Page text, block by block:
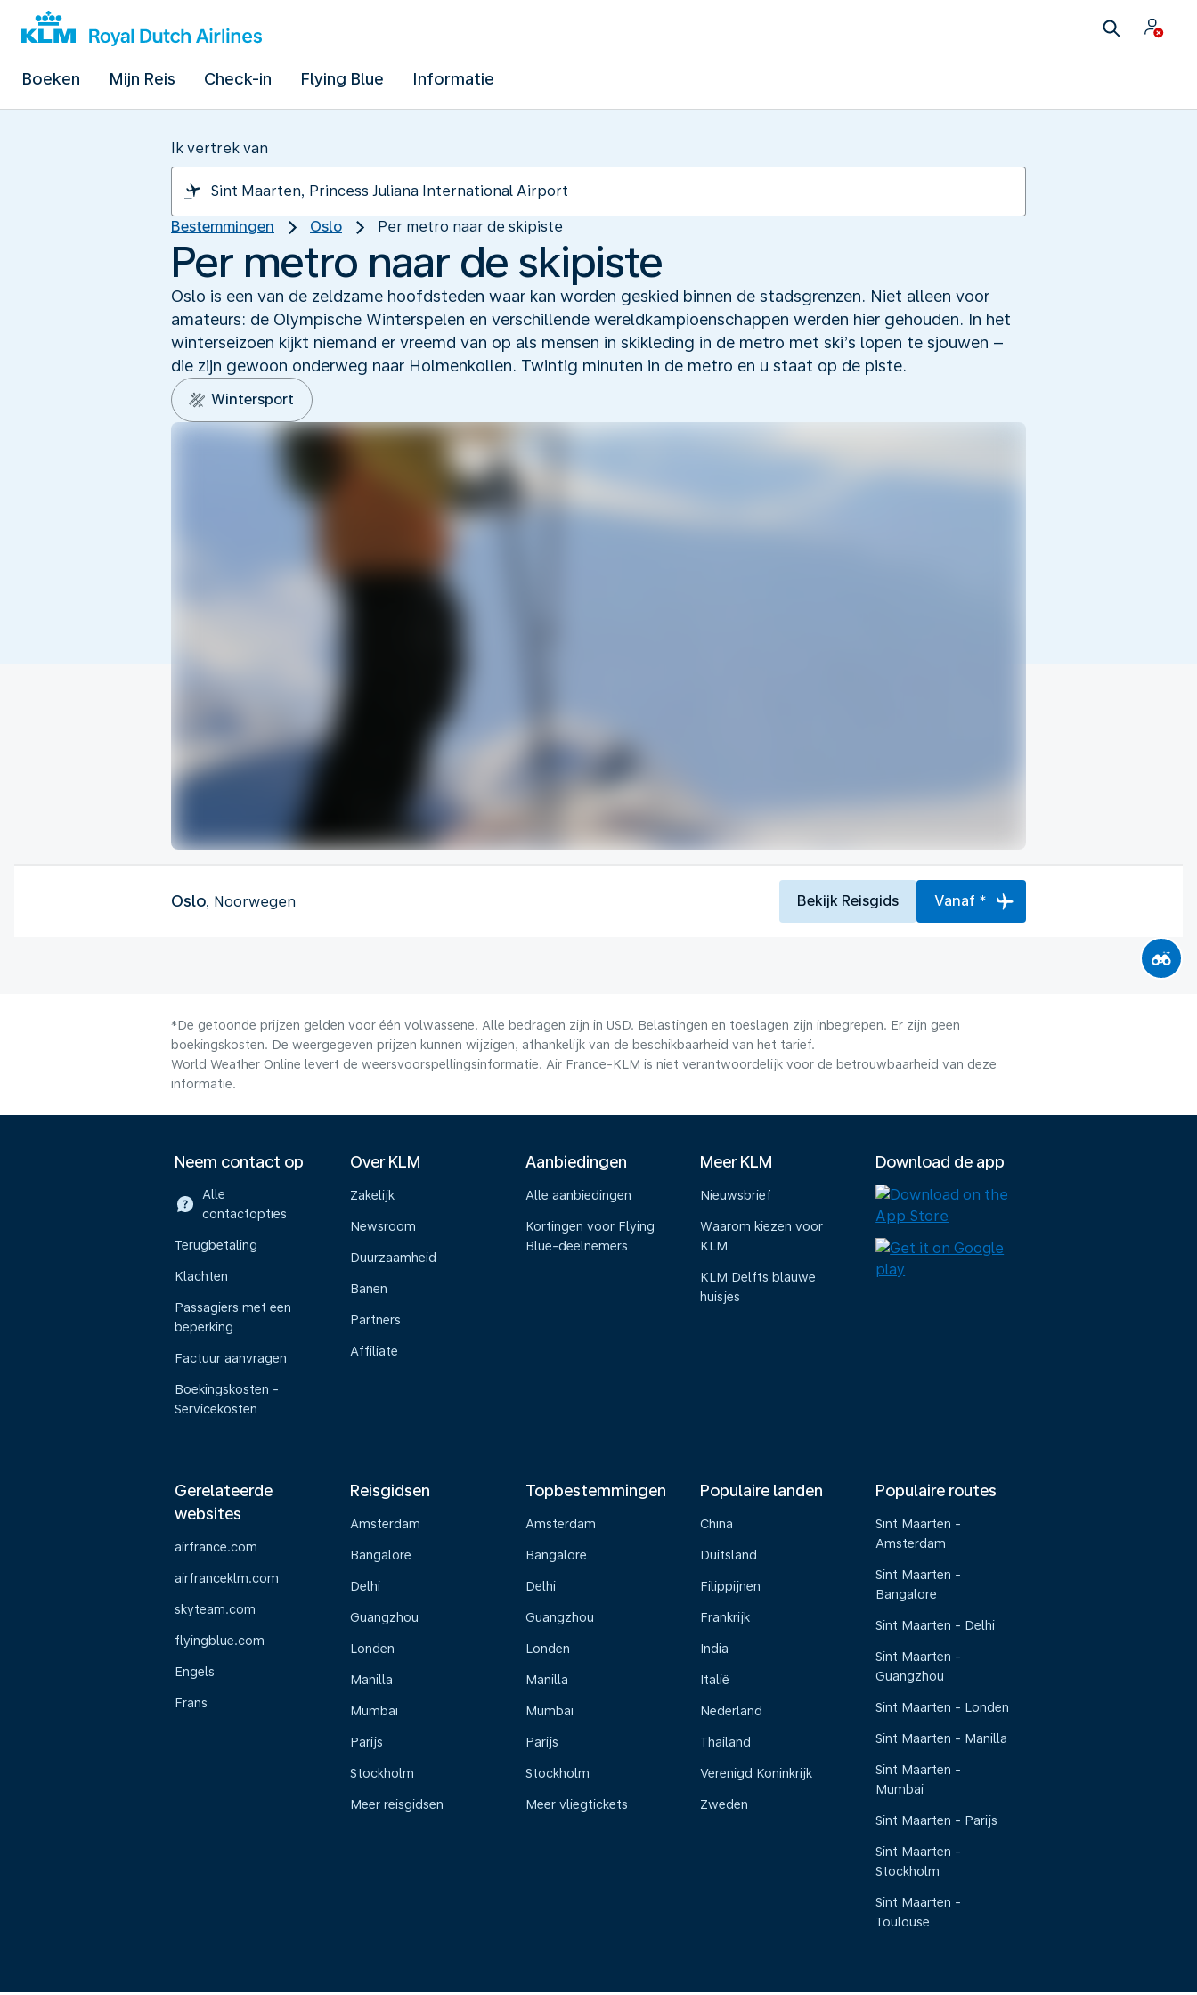
Boeken Mijn Reis Check-in Flying Blue Informatie
Ik vertrek van
Bestemmingen Oslo Per metro naar de skipiste
Per metro naar de skipiste
Oslo is een van de zeldzame hoofdsteden waar kan worden geskied binnen de stadsgrenzen. Niet alleen voor
amateurs: de Olympische Winterspelen en verschillende wereldkampioenschappen werden hier gehouden. In het
winterseizoen kijkt niemand er vreemd van op als mensen in skikleding in de metro met ski’s lopen te sjouwen –
die zijn gewoon onderweg naar Holmenkollen. Twintig minuten in de metro en u staat op de piste.
Wintersport
Oslo, Noorwegen Bekijk Reisgids Vanaf *
*De getoonde prijzen gelden voor één volwassene. Alle bedragen zijn in USD. Belastingen en toeslagen zijn inbegrepen. Er zijn geen
boekingskosten. De weergegeven prijzen kunnen wijzigen, afhankelijk van de beschikbaarheid van het tarief.
World Weather Online levert de weersvoorspellingsinformatie. Air France-KLM is niet verantwoordelijk voor de betrouwbaarheid van deze
informatie.
Neem contact op
Alle
contactopties
Terugbetaling
Klachten
Passagiers met een
beperking
Factuur aanvragen
Boekingskosten -
Servicekosten
Over KLM
Zakelijk
Newsroom
Duurzaamheid
Banen
Partners
Affiliate
Aanbiedingen
Alle aanbiedingen
Kortingen voor Flying
Blue-deelnemers
Meer KLM
Nieuwsbrief
Waarom kiezen voor
KLM
KLM Delfts blauwe
huisjes
Download de app
Gerelateerde
websites
airfrance.com
airfranceklm.com
skyteam.com
flyingblue.com
Engels
Frans
Reisgidsen
Amsterdam
Bangalore
Delhi
Guangzhou
Londen
Manilla
Mumbai
Parijs
Stockholm
Meer reisgidsen
Topbestemmingen
Amsterdam
Bangalore
Delhi
Guangzhou
Londen
Manilla
Mumbai
Parijs
Stockholm
Meer vliegtickets
Populaire landen
China
Duitsland
Filippijnen
Frankrijk
India
Italië
Nederland
Thailand
Verenigd Koninkrijk
Zweden
Populaire routes
Sint Maarten -
Amsterdam
Sint Maarten -
Bangalore
Sint Maarten - Delhi
Sint Maarten -
Guangzhou
Sint Maarten - Londen
Sint Maarten - Manilla
Sint Maarten -
Mumbai
Sint Maarten - Parijs
Sint Maarten -
Stockholm
Sint Maarten -
Toulouse